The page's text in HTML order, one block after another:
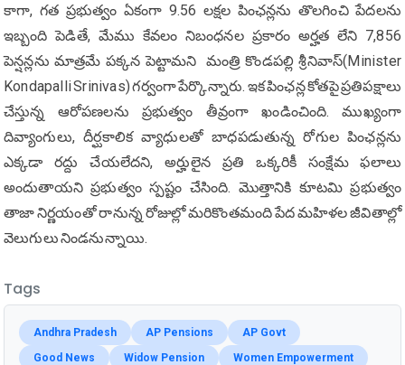
కాగా, గత ప్రభుత్వం ఏకంగా 9.56 లక్షల పింఛన్లను తొలగించి పేదలను
ఇబ్బంది పెడితే, మేము కేవలం నిబంధనల ప్రకారం అర్హత లేని 7,856
పెన్షన్లను మాత్రమే పక్కన పెట్టామ‌ని మంత్రి కొండపల్లి శ్రీనివాస్(Minister
Kondapalli Srinivas) గ‌ర్వంగా పేర్కొన్నారు. ఇక పింఛన్ల కోతపై ప్రతిపక్షాలు
చేస్తున్న ఆరోపణలను ప్రభుత్వం తీవ్రంగా ఖండించింది. ముఖ్యంగా
దివ్యాంగులు, దీర్ఘకాలిక వ్యాధులతో బాధపడుతున్న రోగుల పింఛన్లను
ఎక్కడా రద్దు చేయలేదని, అర్హులైన ప్రతి ఒక్కరికీ సంక్షేమ ఫలాలు
అందుతాయని ప్రభుత్వం స్పష్టం చేసింది. మొత్తానికి కూట‌మి ప్ర‌భుత్వం
తాజా నిర్ణయంతో రానున్న రోజుల్లో మరికొంతమంది పేద మహిళల జీవితాల్లో
వెలుగులు నిండనున్నాయి.
Tags
Andhra Pradesh AP Pensions
AP Govt
Good News
Widow Pension
Women Empowerment